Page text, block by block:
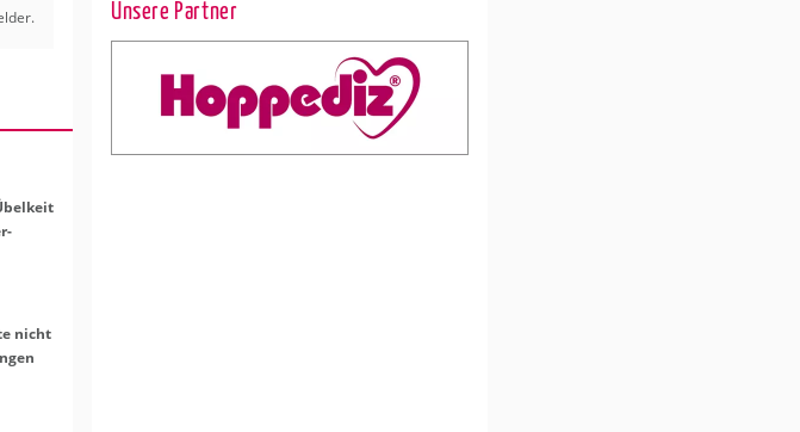
nicht
Unsere Partner